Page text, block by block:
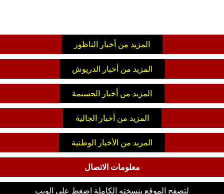
المزيد من أخبار الناظور
المزيد من أخبار الدريوش
المزيد من أخبار الحسيمة
المزيد من أخبار الجالية
المزيد من الأخبار الوطنية
معلومات الاتصال
لتصفح الموقع بنسخته الكاملة اضغط على الويب